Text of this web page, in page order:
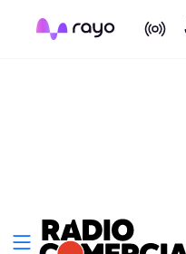
On Air